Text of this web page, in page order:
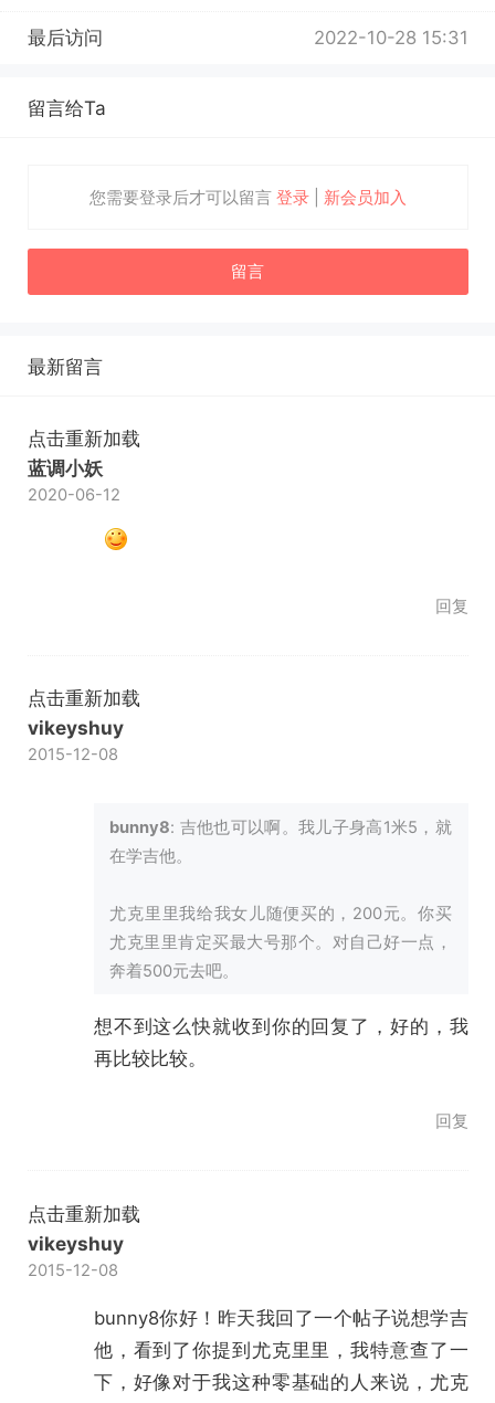
最后访问 2022-10-28 15:31
留言给Ta
您需要登录后才可以留言 登录| 新会员加入
留言
最新留言
点击重新加载
蓝调小妖
2020-06-12
回复
点击重新加载
vikeyshuy
2015-12-08
bunny8: 吉他也可以啊。我儿子身高1米5，就
在学吉他。
尤克里里我给我女儿随便买的，200元。你买
尤克里里肯定买最大号那个。对自己好一点，
奔着500元去吧。
想不到这么快就收到你的回复了，好的，我
再比较比较。
回复
点击重新加载
vikeyshuy
2015-12-08
bunny8你好！昨天我回了一个帖子说想学吉
他，看到了你提到尤克里里，我特意查了一
下，好像对于我这种零基础的人来说，尤克